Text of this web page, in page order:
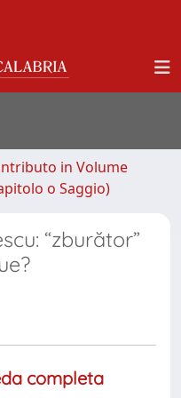
in Volume
o Saggio)
“zburător”
completa